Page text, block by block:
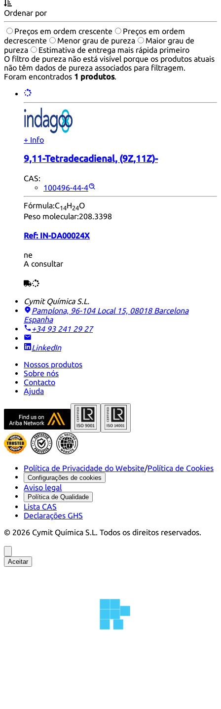
Ordenar por
Preços em ordem crescente
Preços em ordem
decrescente
Menor grau de pureza
Maior grau de
pureza
Estimativa de entrega mais rápida primeiro
O filtro de pureza não está visível porque os produtos atuais
não têm dados de pureza associados para filtragem.
Foram encontrados 1 produtos.
+ Info
9,11-Tetradecadienal, (9Z,11Z)-
CAS:
100496-44-4
Fórmula:C14H24O
Peso molecular:208.3398
Ref: IN-DA00024X
ne
A consultar
Cymit Química S.L.
Pamplona, 96-104 Local 15, 08018 Barcelona
Espanha
+34 93 241 29 27
LinkedIn
Nossos produtos
Sobre nós
Contacto
Ajuda
Política de Privacidade do Website/Política de Cookies
Configurações de cookies
Aviso legal
Política de Qualidade
Lista CAS
Declarações GHS
© 2026 Cymit Química S.L. Todos os direitos reservados.
Aceitar